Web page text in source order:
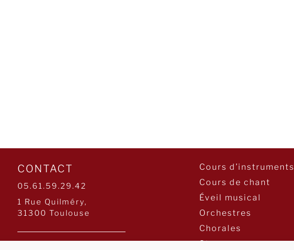
CONTACT
05.61.59.29.42
1 Rue Quilméry,
31300 Toulouse
Cours d’instruments
Cours de chant
Éveil musical
Orchestres
Chorales
Stages